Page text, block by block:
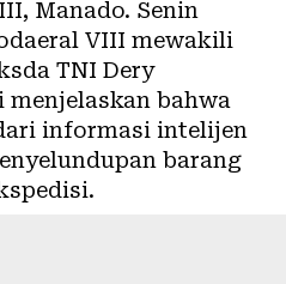
Manado. Senin
VIII mewakili
TNI Dery
menjelaskan bahwa
informasi intelijen
barang